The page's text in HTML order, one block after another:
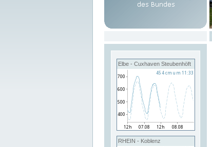
Elbe - Cuxhaven Steubenhöft
RHEIN - Koblenz